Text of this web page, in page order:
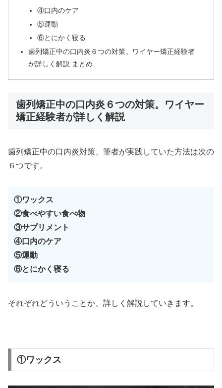
④口内のケア
⑤運動
⑥とにかく寝る
歯列矯正中の口内炎６つの対策。ワイヤー矯正経験者
が詳しく解説 まとめ
歯列矯正中の口内炎６つの対策。ワイヤー
矯正経験者が詳しく解説
歯列矯正中の口内炎対策、筆者が実践していた方法は次の
６つです。
①ワックス
②食べやすい食べ物
③サプリメント
④口内のケア
⑤運動
⑥とにかく寝る
それぞれどういうことか、詳しく解説していきます。
①ワックス